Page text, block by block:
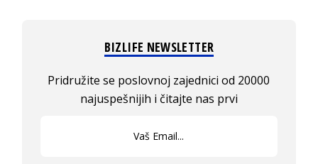
BIZLIFE NEWSLETTER
Pridružite se poslovnoj zajednici od 20000
najuspešnijih i čitajte nas prvi